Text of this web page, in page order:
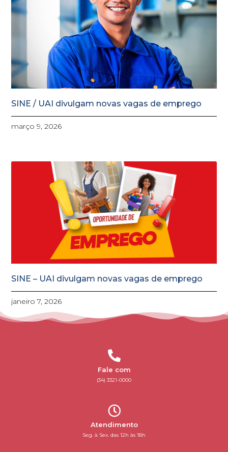
SINE / UAI divulgam novas vagas de emprego
março 9, 2026
SINE – UAI divulgam novas vagas de emprego
janeiro 7, 2026
Fale com
(34) 3321-0000
Atendimento
Seg. à Sex. das 12h às 18h